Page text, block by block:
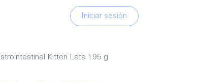
Iniciar sesión
Kitten Lata 195 g